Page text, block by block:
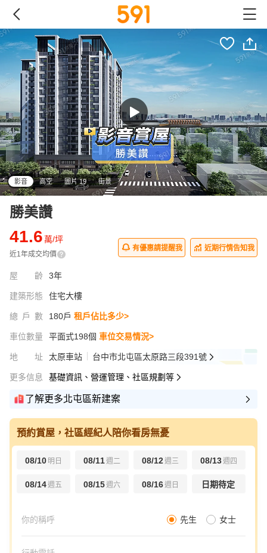
影音 高空 圖片 19 街景
勝美讚
41.6萬/坪
近1年成交均價
有優惠請提醒我 近期行情告知我
屋齡 3年
建築形態 住宅大樓
總戶數 180戶 租戶佔比多少>
車位數量 平面式198個 車位交易情況>
地址 太原車站 台中市北屯區太原路三段391號
更多信息 基礎資訊、營運管理、社區規劃等
了解更多北屯區新建案
預約賞屋，社區經紀人陪你看房無憂
08/10 明日 08/11週二 08/12週三 08/13週四
08/14週五 08/15週六 08/16週日 日期待定
先生 女士